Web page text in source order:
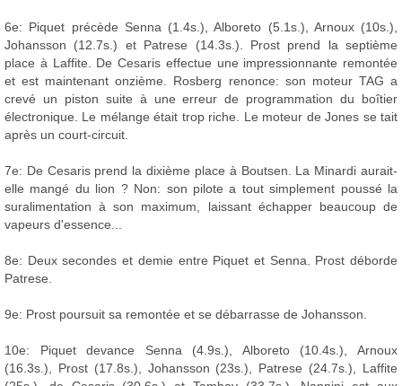
6e: Piquet précède Senna (1.4s.), Alboreto (5.1s.), Arnoux (10s.),
Johansson (12.7s.) et Patrese (14.3s.). Prost prend la septième
place à Laffite. De Cesaris effectue une impressionnante remontée
et est maintenant onzième. Rosberg renonce: son moteur TAG a
crevé un piston suite à une erreur de programmation du boîtier
électronique. Le mélange était trop riche. Le moteur de Jones se tait
après un court-circuit.
7e: De Cesaris prend la dixième place à Boutsen. La Minardi aurait-
elle mangé du lion ? Non: son pilote a tout simplement poussé la
suralimentation à son maximum, laissant échapper beaucoup de
vapeurs d'essence...
8e: Deux secondes et demie entre Piquet et Senna. Prost déborde
Patrese.
9e: Prost poursuit sa remontée et se débarrasse de Johansson.
10e: Piquet devance Senna (4.9s.), Alboreto (10.4s.), Arnoux
(16.3s.), Prost (17.8s.), Johansson (23s.), Patrese (24.7s.), Laffite